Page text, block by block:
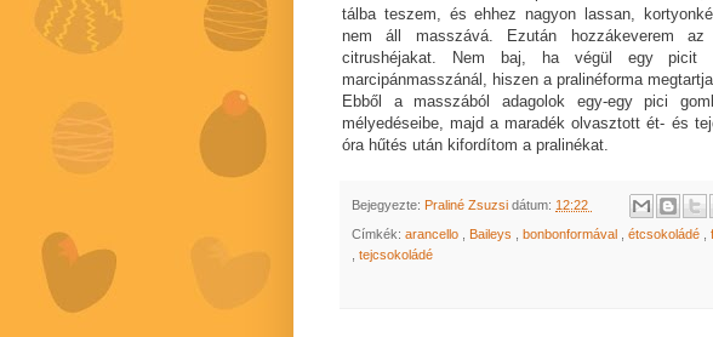
tálba teszem, és ehhez nagyon lassan,
nem áll masszává. Ezután hozzákeverem
citrushéjakat. Nem baj, ha végül egy picit
marcipánmasszánál, hiszen a pralinéforma
Ebből a masszából adagolok egy-egy pici
mélyedéseibe, majd a maradék olvasztott ét- és
óra hűtés után kifordítom a pralinékat.
Bejegyezte: Praliné Zsuzsi dátum: 12:22
Címkék: arancello Baileys bonbonformával étcsokoládé
tejcsokoládé